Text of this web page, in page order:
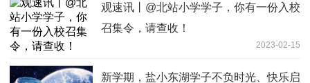
观速讯丨@北站小学学子，你有一份入校
召集令，请查收！
2023-02-15
新学期，盐小东湖学子不负时光、快乐启